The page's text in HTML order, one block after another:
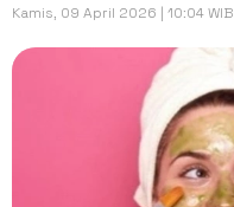
Kamis, 09 April 2026 | 10:04 WIB